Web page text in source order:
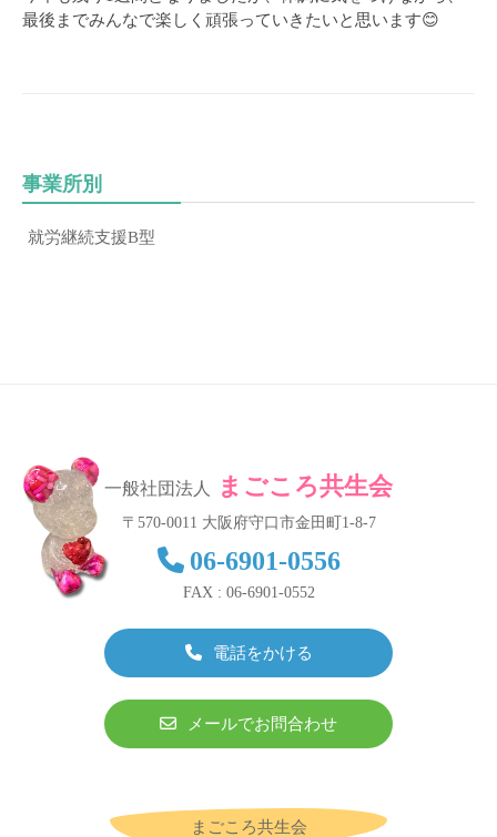
で
「
あ
な
伝
い
最後までみんなで楽しく頑張っていきたいと思います😊
事業所別
就労継続支援B型
一般社団法人 まごころ共生会
〒570-0011 大阪府守口市金田町1-8-7
06-6901-0556
FAX : 06-6901-0552
電話をかける
メールでお問合わせ
まごころ共生会